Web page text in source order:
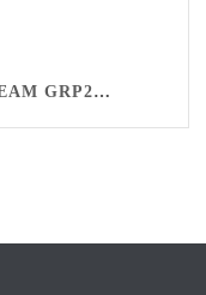
GRANDSTREAM GRP2601